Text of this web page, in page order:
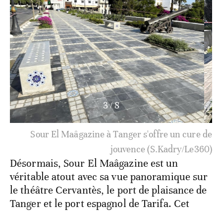
3/8
Sour El Maâgazine à Tanger s'offre un cure de
jouvence (S.Kadry/Le360)
Désormais, Sour El Maâgazine est un
véritable atout avec sa vue panoramique sur
le théâtre Cervantès, le port de plaisance de
Tanger et le port espagnol de Tarifa. Cet